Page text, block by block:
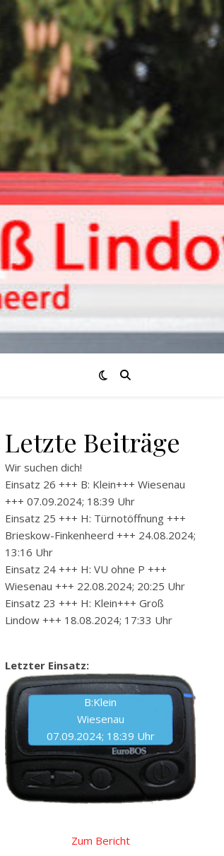
Letzte Beiträge
Wir suchen dich!
Einsatz 26 +++ B: Klein+++ Wiesenau
+++ 07.09.2024; 18:39 Uhr
Einsatz 25 +++ H: Türnotöffnung +++
Brieskow-Finkenheerd +++ 24.08.2024;
13:16 Uhr
Einsatz 24 +++ H: VU ohne P +++
Wiesenau +++ 22.08.2024; 20:25 Uhr
Einsatz 23 +++ H: Klein+++ Groß
Lindow +++ 18.08.2024; 17:33 Uhr
Letzter Einsatz:
B:Klein
Wiesenau
07.09.2024; 18:39 Uhr
Zum Bericht